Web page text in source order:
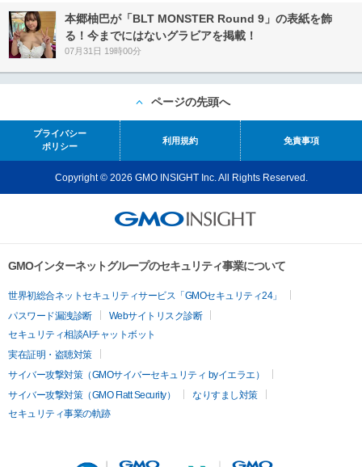
本郷柚巴が「BLT MONSTER Round 9」の表紙を飾
る！今までにはないグラビアを掲載！
07月31日 19時00分
ページの先頭へ
プライバシー
ポリシー
利用規約 免責事項
Copyright © 2026 GMO INSIGHT Inc. All Rights Reserved.
GMOインターネットグループのセキュリティ事業について
世界初総合ネットセキュリティサービス「GMOセキュリティ24」
パスワード漏洩診断
Webサイトリスク診断
セキュリティ相談AIチャットボット
実在証明・盗聴対策
サイバー攻撃対策（GMOサイバーセキュリティ byイエラエ）
サイバー攻撃対策（GMO Flatt Security）
なりすまし対策
セキュリティ事業の軌跡